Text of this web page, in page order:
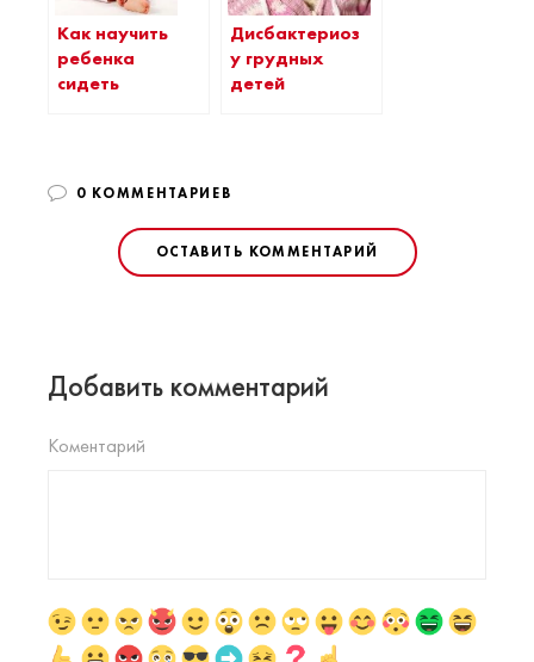
Как научить
ребенка
сидеть
Дисбактериоз
у грудных
детей
0 КОММЕНТАРИЕВ
ОСТАВИТЬ КОММЕНТАРИЙ
Добавить комментарий
Коментарий